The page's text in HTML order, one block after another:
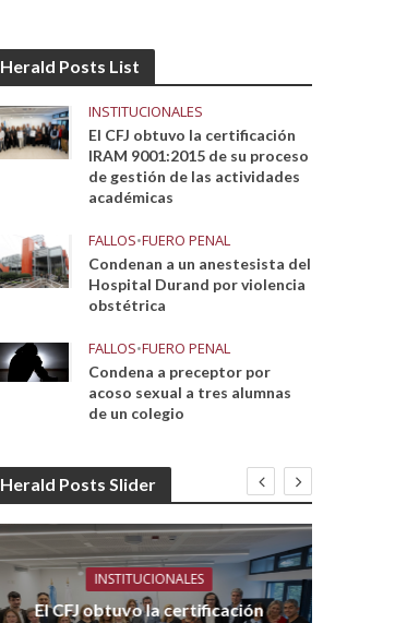
Herald Posts List
INSTITUCIONALES
El CFJ obtuvo la certificación
IRAM 9001:2015 de su proceso
de gestión de las actividades
académicas
FALLOS•FUERO PENAL
Condenan a un anestesista del
Hospital Durand por violencia
obstétrica
FALLOS•FUERO PENAL
Condena a preceptor por
acoso sexual a tres alumnas
de un colegio
Herald Posts Slider
INSTITUCIONALES
El CFJ obtuvo la certificación